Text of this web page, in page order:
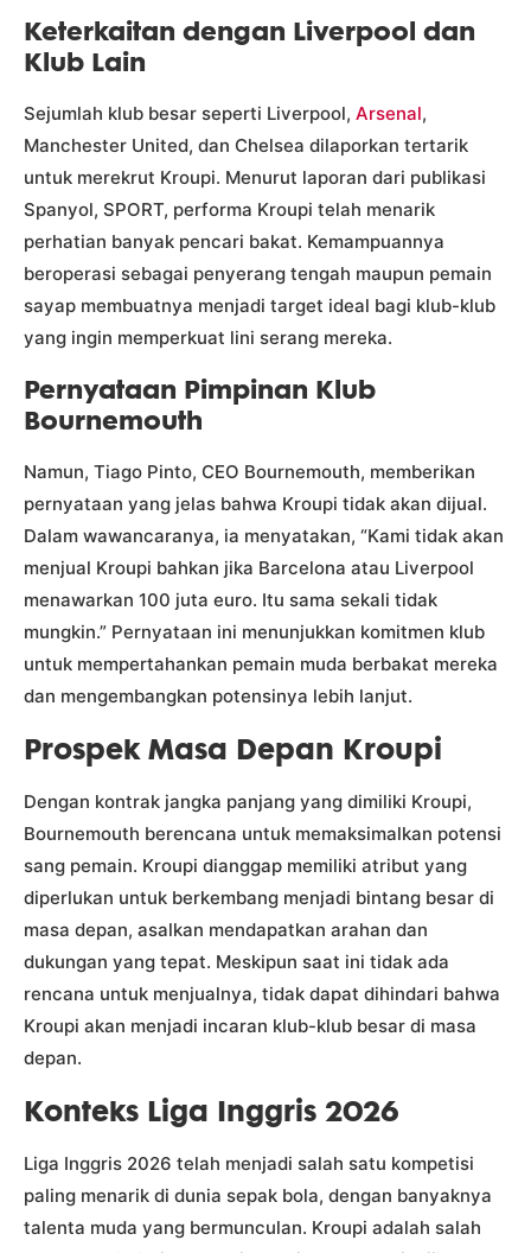
Keterkaitan dengan Liverpool dan
Klub Lain
Sejumlah klub besar seperti Liverpool, Arsenal,
Manchester United, dan Chelsea dilaporkan tertarik
untuk merekrut Kroupi. Menurut laporan dari publikasi
Spanyol, SPORT, performa Kroupi telah menarik
perhatian banyak pencari bakat. Kemampuannya
beroperasi sebagai penyerang tengah maupun pemain
sayap membuatnya menjadi target ideal bagi klub-klub
yang ingin memperkuat lini serang mereka.
Pernyataan Pimpinan Klub
Bournemouth
Namun, Tiago Pinto, CEO Bournemouth, memberikan
pernyataan yang jelas bahwa Kroupi tidak akan dijual.
Dalam wawancaranya, ia menyatakan, “Kami tidak akan
menjual Kroupi bahkan jika Barcelona atau Liverpool
menawarkan 100 juta euro. Itu sama sekali tidak
mungkin.” Pernyataan ini menunjukkan komitmen klub
untuk mempertahankan pemain muda berbakat mereka
dan mengembangkan potensinya lebih lanjut.
Prospek Masa Depan Kroupi
Dengan kontrak jangka panjang yang dimiliki Kroupi,
Bournemouth berencana untuk memaksimalkan potensi
sang pemain. Kroupi dianggap memiliki atribut yang
diperlukan untuk berkembang menjadi bintang besar di
masa depan, asalkan mendapatkan arahan dan
dukungan yang tepat. Meskipun saat ini tidak ada
rencana untuk menjualnya, tidak dapat dihindari bahwa
Kroupi akan menjadi incaran klub-klub besar di masa
depan.
Konteks Liga Inggris 2026
Liga Inggris 2026 telah menjadi salah satu kompetisi
paling menarik di dunia sepak bola, dengan banyaknya
talenta muda yang bermunculan. Kroupi adalah salah